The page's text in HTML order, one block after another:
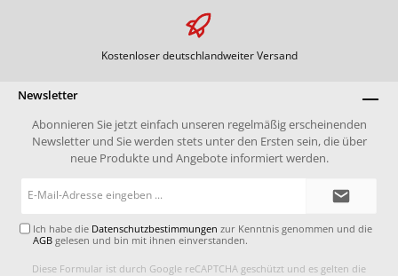
Kostenloser deutschlandweiter Versand
Newsletter
Abonnieren Sie jetzt einfach unseren regelmäßig erscheinenden
Newsletter und Sie werden stets unter den Ersten sein, die über
neue Produkte und Angebote informiert werden.
Ich habe die Datenschutzbestimmungen zur Kenntnis genommen und die
AGB gelesen und bin mit ihnen einverstanden.
Diese Formular ist durch Google reCAPTCHA geschützt und es gelten die